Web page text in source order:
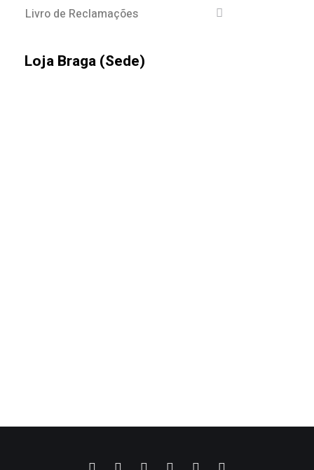
Livro de Reclamações
Loja Braga (Sede)